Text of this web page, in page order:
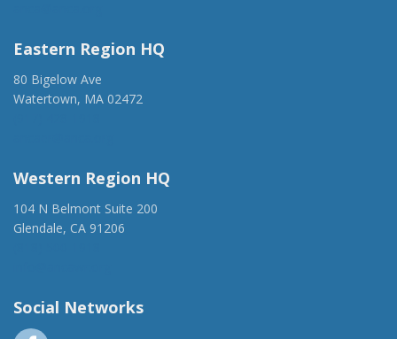
Eastern Region HQ
80 Bigelow Ave
Watertown, MA 02472
Western Region HQ
104 N Belmont Suite 200
Glendale, CA 91206
Social Networks